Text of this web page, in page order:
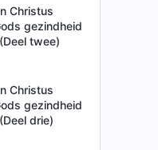
Christus
gezindheid
twee)
Christus
gezindheid
drie)